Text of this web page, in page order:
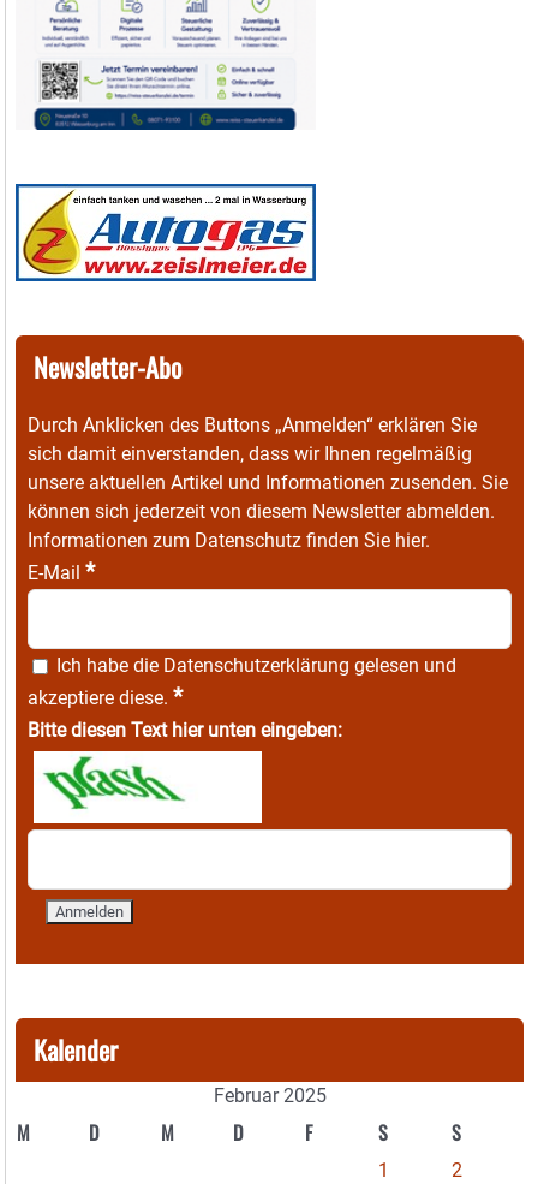
Newsletter-Abo
Durch Anklicken des Buttons „Anmelden“ erklären Sie
sich damit einverstanden, dass wir Ihnen regelmäßig
unsere aktuellen Artikel und Informationen zusenden. Sie
können sich jederzeit von diesem Newsletter abmelden.
Informationen zum Datenschutz finden Sie hier.
E-Mail *
Ich habe die Datenschutzerklärung gelesen und
akzeptiere diese. *
Bitte diesen Text hier unten eingeben:
Kalender
Februar 2025
M D M D F S S
1
2